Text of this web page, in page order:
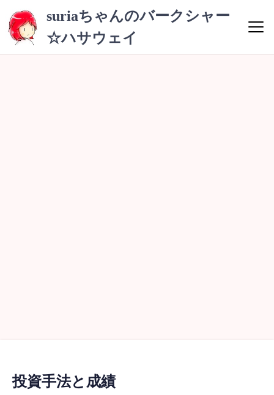
テ
suriaちゃんのバークシャー
☆ハサウェイ
投資手法と成績